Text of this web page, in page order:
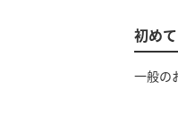
初め
一般の